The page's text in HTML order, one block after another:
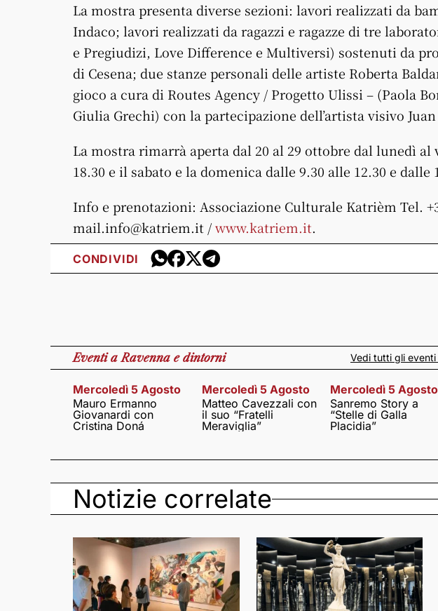
La mostra presenta diverse sezioni: lavori realizzati da
Indaco; lavori realizzati da ragazzi e ragazze di tre
e Pregiudizi, Love Difference e Multiversi) sostenuti da
di Cesena; due stanze personali delle artiste Roberta
gioco a cura di Routes Agency / Progetto Ulissi – (Paola
Giulia Grechi) con la partecipazione dell’artista visivo Juan
La mostra rimarrà aperta dal 20 al 29 ottobre dal lunedì al
18.30 e il sabato e la domenica dalle 9.30 alle 12.30 e dalle
Info e prenotazioni: Associazione Culturale Katrièm Tel.
mail.info@katriem.it /www.katriem.it.
CONDIVIDI
Eventia Ravenna e dintorni Vedi tutti gli eventi
Mercoledì 5 Agosto
Mauro Ermanno
Giovanardi con
Cristina Doná
Mercoledì 5 Agosto
Matteo Cavezzali con
il suo “Fratelli
Meraviglia”
Mercoledì 5 Agosto
Sanremo Story a
“Stelle di Galla
Placidia”
Notizie correlate